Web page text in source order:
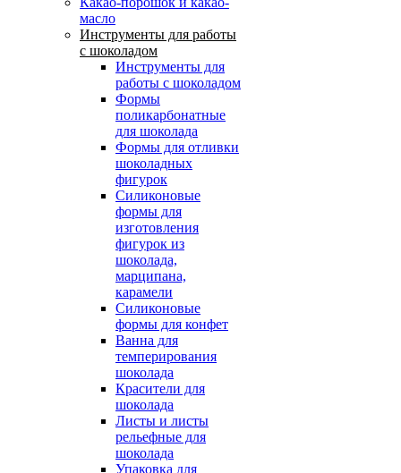
масло
Инструменты для работы
с шоколадом
Инструменты для
работы с шоколадом
Формы
поликарбонатные
для шоколада
Формы для отливки
шоколадных
фигурок
Силиконовые
формы для
изготовления
фигурок из
шоколада,
марципана,
карамели
Силиконовые
формы для конфет
Ванна для
темперирования
шоколада
Красители для
шоколада
Листы и листы
рельефные для
шоколада
Упаковка для